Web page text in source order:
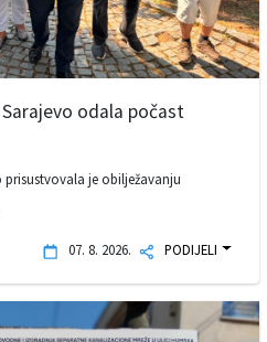
odala počast
prisustvovala je obilježavanju
07. 8. 2026. PODIJELI